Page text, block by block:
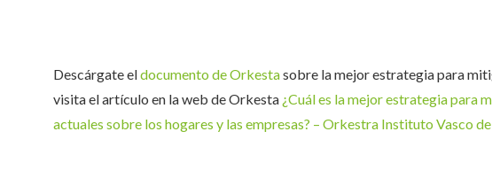
Descárgate eldocumento de Orkestasobre la mejor estrategia para
visita el artículo en la web de Orkesta ¿Cuál es la mejor estrategia para
actuales sobre los hogares y las empresas? – Orkestra Instituto Vasco